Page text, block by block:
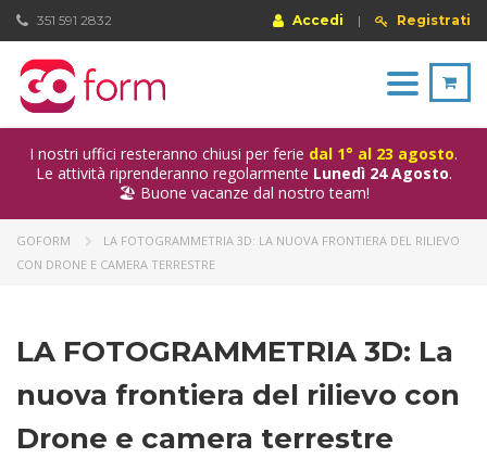
Accedi | Registrati
351 591 2832
Toggle
navigation
I nostri uffici resteranno chiusi per ferie dal 1° al 23 agosto.
Le attività riprenderanno regolarmente Lunedì 24 Agosto.
🏖️ Buone vacanze dal nostro team!
GOFORM
LA FOTOGRAMMETRIA 3D: LA NUOVA FRONTIERA DEL RILIEVO
CON DRONE E CAMERA TERRESTRE
LA FOTOGRAMMETRIA 3D: La
nuova frontiera del rilievo con
Drone e camera terrestre